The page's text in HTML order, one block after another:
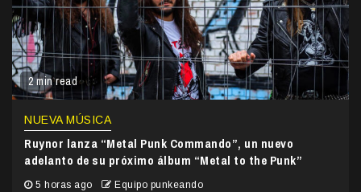
2 min read
NUEVA MÚSICA
Ruynor lanza “Metal Punk Commando”, un nuevo
adelanto de su próximo álbum “Metal to the Punk”
5 horas ago Equipo punkeando